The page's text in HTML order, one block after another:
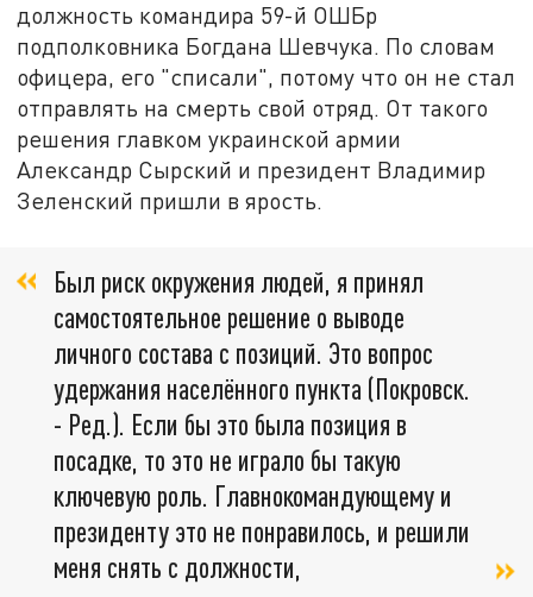
должность командира 59-й ОШБр
подполковника Богдана Шевчука. По словам
офицера, его "списали", потому что он не стал
отправлять на смерть свой отряд. От такого
решения главком украинской армии
Александр Сырский и президент Владимир
Зеленский пришли в ярость.
Был риск окружения людей, я принял
самостоятельное решение о выводе
личного состава с позиций. Это вопрос
удержания населённого пункта (Покровск.
- Ред.). Если бы это была позиция в
посадке, то это не играло бы такую ​​
ключевую роль. Главнокомандующему и
президенту это не понравилось, и решили
меня снять с должности,